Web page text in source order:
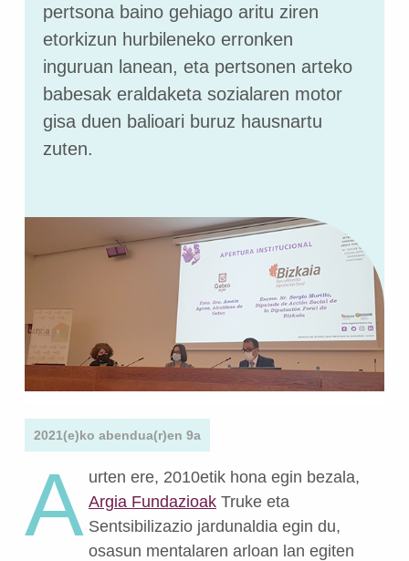
pertsona baino gehiago aritu ziren
etorkizun hurbileneko erronken
inguruan lanean, eta pertsonen arteko
babesak eraldaketa sozialaren motor
gisa duen balioari buruz hausnartu
zuten.
2021(e)ko abendua(r)en 9a
A urten ere, 2010etik hona egin bezala,
Argia FundazioakTruke eta
Sentsibilizazio jardunaldia egin du,
osasun mentalaren arloan lan egiten